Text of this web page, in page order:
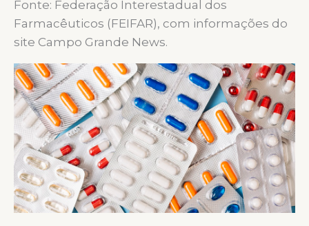
Fonte: Federação Interestadual dos
Farmacêuticos (FEIFAR), com informações do
site Campo Grande News.